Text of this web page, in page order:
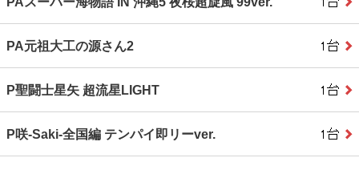
PA元祖大工の源さん2
P聖闘士星矢 超流星LIGHT
P咲‐Saki‐全国編 テンパイ即リーver.